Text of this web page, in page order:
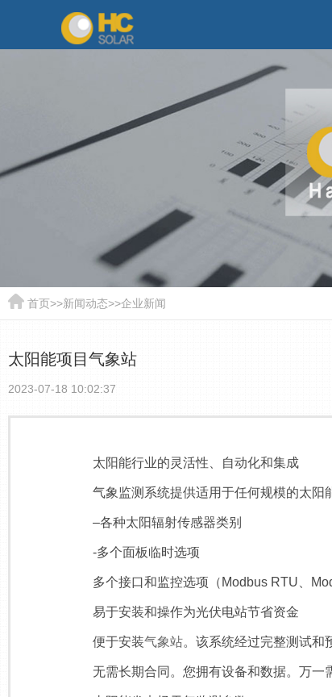
首页>>新闻动态>>企业新闻
太阳能项目气象站
2023-07-18 10:02:37
太阳能行业的灵活性、自动化和集成
气象监测系统提供适用于任何规模的太阳能
–各种太阳辐射传感器类别
-多个面板临时选项
多个接口和监控选项（Modbus RTU、
易于安装和操作为光伏电站节省资金
便于安装气象站。该系统经过完整测试和
无需长期合同。您拥有设备和数据。万一